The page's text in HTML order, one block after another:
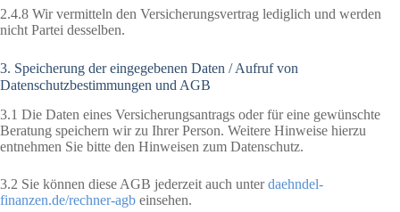
2.4.8 Wir vermitteln den Versicherungsvertrag lediglich und werden
nicht Partei desselben.
3. Speicherung der eingegebenen Daten / Aufruf von
Datenschutzbestimmungen und AGB
3.1 Die Daten eines Versicherungsantrags oder für eine gewünschte
Beratung speichern wir zu Ihrer Person. Weitere Hinweise hierzu
entnehmen Sie bitte den Hinweisen zum Datenschutz.
3.2 Sie können diese AGB jederzeit auch unterdaehndel-
finanzen.de/rechner-agb einsehen.